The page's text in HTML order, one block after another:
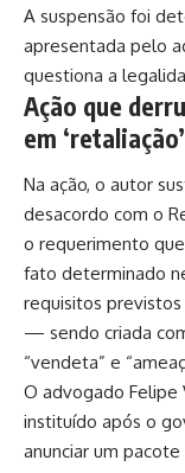
A suspensão foi
apresentada pelo
questiona a
Ação que
em
Na ação, o autor
desacordo com o
o requerimento
fato determinado
requisitos previstos
— sendo criada
“vendeta” e
O advogado Felipe
instituído após o
anunciar um